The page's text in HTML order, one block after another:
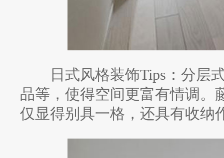
日式风格装饰Tips：分层式
品等，使得空间更富有情调。
仅显得别具一格，还具有收纳